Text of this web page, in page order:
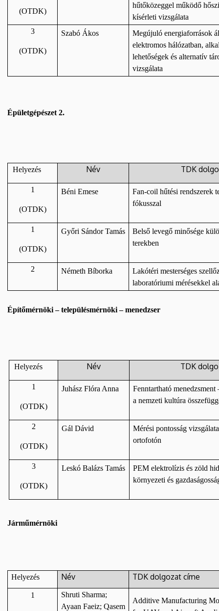
(OTDK)
hűtőközeggel működő
kísérleti vizsgálata
3
(OTDK)
Szabó Ákos
Megújuló energiaforrások
elektromos hálózatban,
lehetőségek és alternatív
vizsgálata
Épületgépészet 2.
Helyezés Név TDK
1
(OTDK)
Béni Emese
Fan-coil hűtési rendszerek
fókusszal
1
(OTDK)
Győri Sándor Tamás
Belső levegő minősége
terekben
2 Németh Bíborka
Lakótéri mesterséges
laboratóriumi mérésekkel
Építőmérnöki – településmérnöki – menedzser
Helyezés Név TDK
1
(OTDK)
Juhász Flóra Anna
Fenntartható
a nemzeti kultúra
2
(OTDK)
Gál Dávid
Mérési pontosság
ortofotón
3
(OTDK)
Leskó Balázs Tamás
PEM elektrolízis és zöld
környezeti és
Járműmérnöki
Helyezés Név TDK dolgozat címe
1
Shruti Sharma;
Ayaan Faeiz; Qasem
Additive Manufacturing